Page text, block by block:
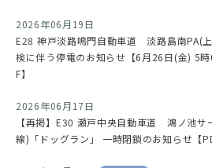
2026年06月19日
E28 神戸淡路鳴門自動車道 淡路島南PA(
検に伴う停電のお知らせ【6月26日(金) 5
F】
2026年06月17日
【再掲】E30 瀬戸中央自動車道 鴻ノ池サ
線)「ドッグラン」 一時閉鎖のお知らせ【